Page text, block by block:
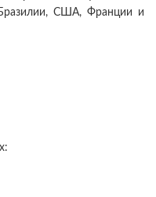
США, Франции и